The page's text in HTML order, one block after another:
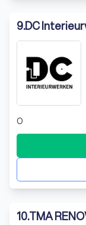
9.DC
O
10.TMA